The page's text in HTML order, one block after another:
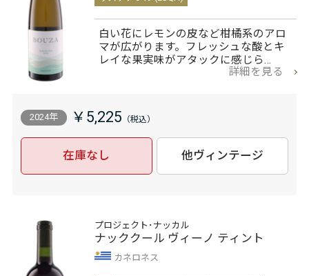
白い花にレモンの皮など柑橘系のアロ
マが広がります。フレッシュな酸とキ
レイな果実味がアタックに感じら…
詳細を見る
2024年 ￥5,225
在庫なし 他ヴィンテージ
プロジェクト･ナッカル
ナッククール ヴィーノ ティント
カネロネス